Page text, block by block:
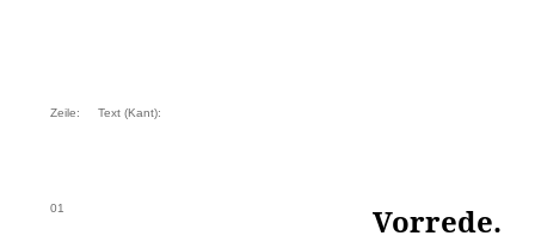
Zeile: Text (Kant):
01 Vorrede.